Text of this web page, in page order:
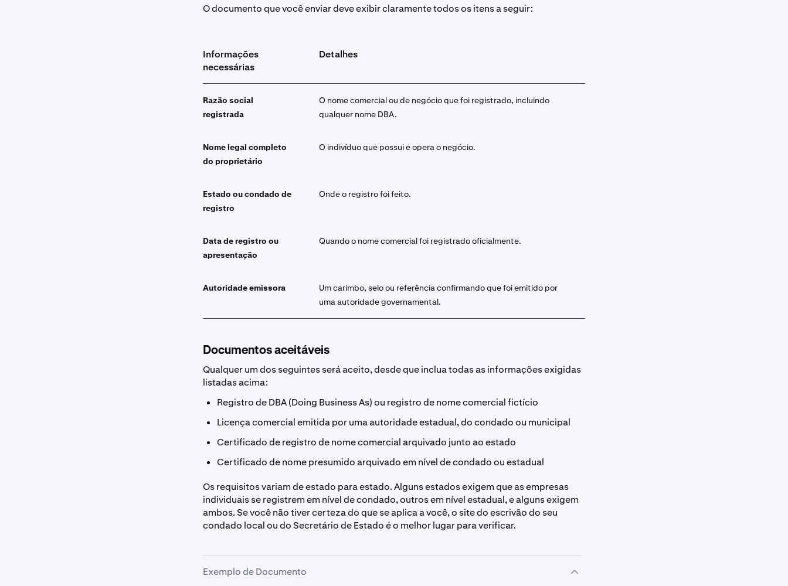
O documento que você enviar deve exibir claramente todos os itens a seguir:
Informações
necessárias
Detalhes
Razão social
registrada
O nome comercial ou de negócio que foi registrado, incluindo
qualquer nome DBA.
Nome legal completo
do proprietário
O indivíduo que possui e opera o negócio.
Estado ou condado de
registro
Onde o registro foi feito.
Data de registro ou
apresentação
Quando o nome comercial foi registrado oficialmente.
Autoridade emissora
Um carimbo, selo ou referência confirmando que foi emitido por
uma autoridade governamental.
Documentos aceitáveis
Qualquer um dos seguintes será aceito, desde que inclua todas as informações exigidas
listadas acima:
Registro de DBA (Doing Business As) ou registro de nome comercial fictício
Licença comercial emitida por uma autoridade estadual, do condado ou municipal
Certificado de registro de nome comercial arquivado junto ao estado
Certificado de nome presumido arquivado em nível de condado ou estadual
Os requisitos variam de estado para estado. Alguns estados exigem que as empresas
individuais se registrem em nível de condado, outros em nível estadual, e alguns exigem
ambos. Se você não tiver certeza do que se aplica a você, o site do escrivão do seu
condado local ou do Secretário de Estado é o melhor lugar para verificar.
Exemplo de Documento